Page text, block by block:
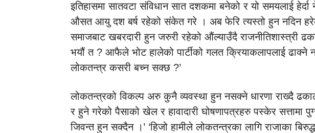
इतिहासमा सातवटा संविधान सात दशकमा बनेको र यो समयलाई
औसत आयु दश बर्ष रहेको संकेत गरे । अब फेरि त्यस्तो हुन नदिन हरेक
समाजबाट खबरदारी हुन जरुरी रहेको औंल्याउँदै राजनीतिशास्त्री
भयौं त ? आफैले भोट हालेको पार्टीको गलत क्रियाकलापलाई ढाक्ने
लोकतन्त्र कसरी बच्न सक्छ ?’
लोकतन्त्रको विकल्प अरु कुनै व्यवस्था हुन नसक्ने धारणा राख्दै
र हुने गरेको पैसाको खेल र हावादारी घोषणापत्रहरु पस्केर सत्तामा
जिवन्त हुन सक्दैन ।’ ‘हिजो हामीले लोकतन्त्रका लागि राजाका